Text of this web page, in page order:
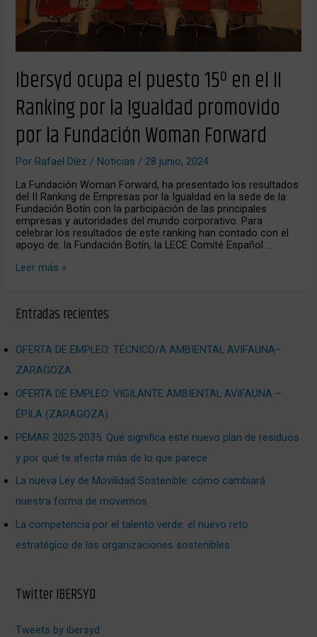
Ibersyd ocupa el puesto 15º en el II
Ranking por la Igualdad promovido
por la Fundación Woman Forward
Por Rafael Díez / Noticias / 28 junio, 2024
La Fundación Woman Forward, ha presentado los resultados
del II Ranking de Empresas por la Igualdad en la sede de la
Fundación Botín con la participación de las principales
empresas y autoridades del mundo corporativo. Para
celebrar los resultados de este ranking han contado con el
apoyo de: la Fundación Botín, la LECE Comité Español …
Fundación
Woman
Leer más »
Entradas recientes
OFERTA DE EMPLEO: TÉCNICO/A AMBIENTAL AVIFAUNA–
ZARAGOZA
OFERTA DE EMPLEO: VIGILANTE AMBIENTAL AVIFAUNA –
ÉPILA (ZARAGOZA)
PEMAR 2025‑2035: Qué significa este nuevo plan de residuos
y por qué te afecta más de lo que parece
La nueva Ley de Movilidad Sostenible: cómo cambiará
nuestra forma de movernos
La competencia por el talento verde: el nuevo reto
estratégico de las organizaciones sostenibles
Twitter IBERSYD
Tweets by ibersyd